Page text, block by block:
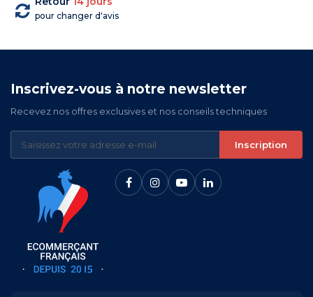
pour changer d'avis
Inscrivez-vous à notre newsletter
Recevez nos offres exclusives et nos conseils techniques
Inscription